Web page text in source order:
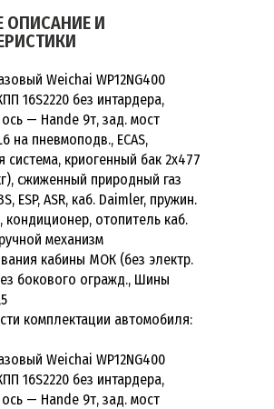
ОПИСАНИЕ И
Weichai WP12NG400
16S2220 без интардера,
— Hande 9т, зад. мост
на пневмоподв., ECAS,
система, криогенный бак 2х477
сжиженный природный газ
ESP, ASR, каб. Daimler, пружин.
кондиционер, отопитель каб.
механизм
кабины МОК (без электр.
бокового огражд., Шины
комплектации автомобиля:
Weichai WP12NG400
16S2220 без интардера,
— Hande 9т, зад. мост